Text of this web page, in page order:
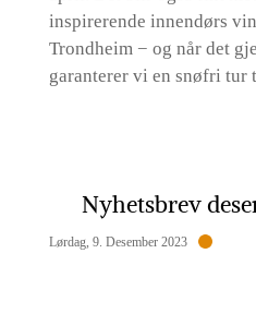
inspirerende innendørs
Trondheim − og når det
garanterer vi en snøfri tur
Nyhetsbrev
Lørdag, 9. Desember 2023